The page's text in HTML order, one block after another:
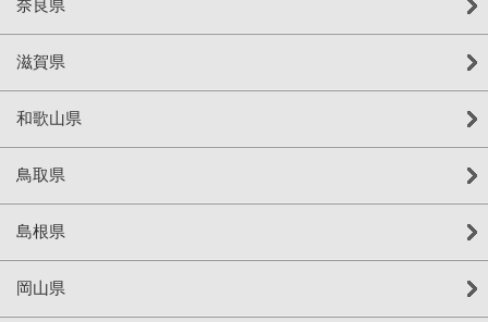
奈良県
滋賀県
和歌山県
鳥取県
島根県
岡山県